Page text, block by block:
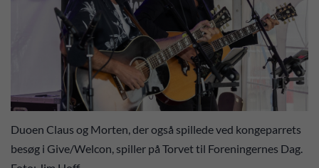
Duoen Claus og Morten, der også spillede ved kongeparrets
besøg i Give/Welcon, spiller på Torvet til Foreningernes Dag.